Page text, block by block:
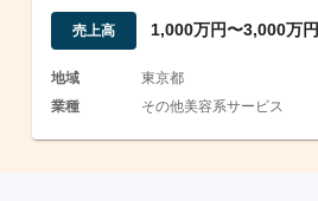
売上高 1,000万円〜3,000万円
地域
東京都
業種
その他美容系サービス